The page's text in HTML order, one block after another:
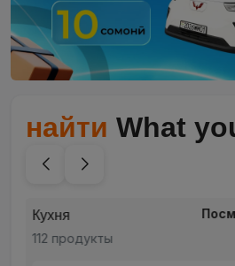
найти What
Кухня
112 продукты